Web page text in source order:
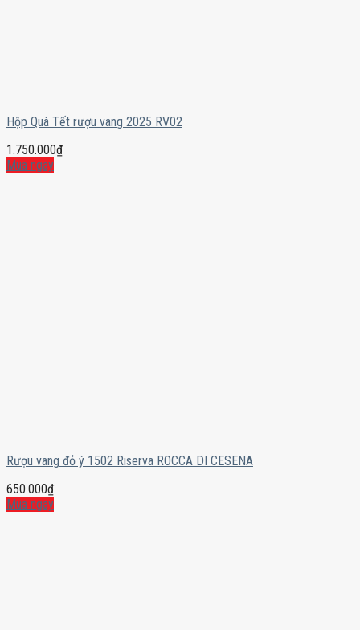
Hộp Quà Tết rượu vang 2025 RV02
1.750.000₫
Mua ngay
Rượu vang đỏ ý 1502 Riserva ROCCA DI CESENA
650.000₫
Mua ngay